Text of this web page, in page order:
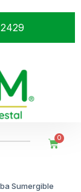
0
Sumergible